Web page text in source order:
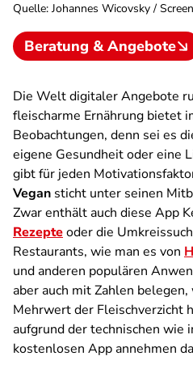
Quelle: Johannes Wicovsky /
Beratung & Angebote
Die Welt digitaler Angebote
fleischarme Ernährung bietet
Beobachtungen, denn sei es
eigene Gesundheit oder eine
gibt für jeden
Vegan sticht unter seinen
Zwar enthält auch diese App
Rezepteoder die
Restaurants, wie man es von
und anderen populären
aber auch mit Zahlen
Mehrwert der Fleischverzicht
aufgrund der technischen wie
kostenlosen App annehmen